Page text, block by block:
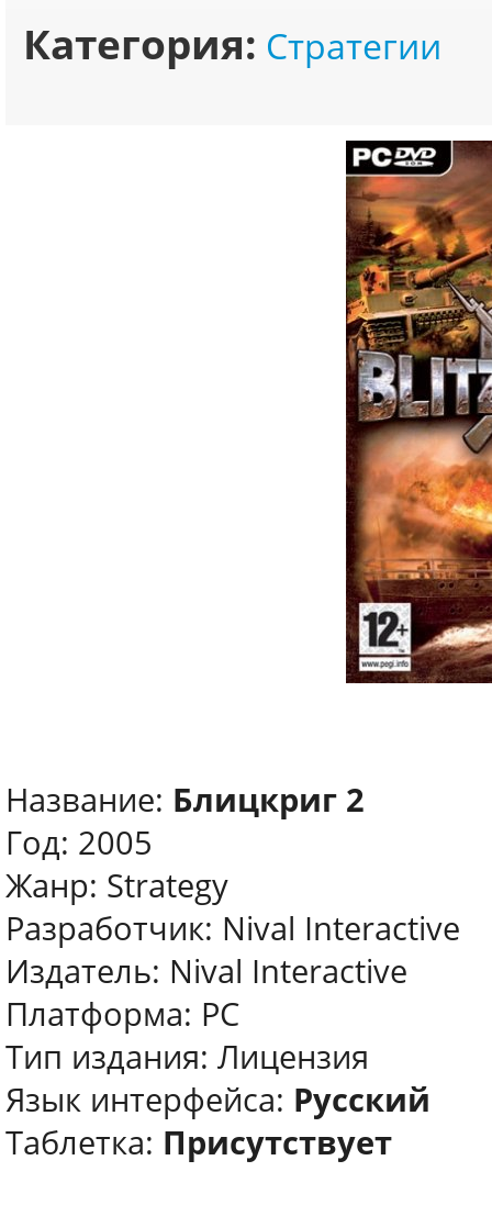
Категория: Стратегии
Название: Блицкриг 2
Год: 2005
Жанр: Strategy
Разработчик: Nival Interactive
Издатель: Nival Interactive
Платформа: PC
Тип издания: Лицензия
Язык интерфейса: Русский
Таблетка: Присутствует